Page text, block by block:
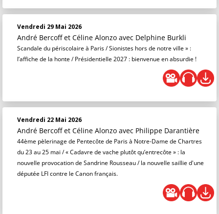
Vendredi 29 Mai 2026
André Bercoff et Céline Alonzo avec Delphine Burkli
Scandale du périscolaire à Paris / Sionistes hors de notre ville » :
l’affiche de la honte / Présidentielle 2027 : bienvenue en absurdie !
Vendredi 22 Mai 2026
André Bercoff et Céline Alonzo avec Philippe Darantière
44ème pèlerinage de Pentecôte de Paris à Notre-Dame de Chartres
du 23 au 25 mai / « Cadavre de vache plutôt qu’entrecôte » : la
nouvelle provocation de Sandrine Rousseau / la nouvelle saillie d'une
députée LFI contre le Canon français.